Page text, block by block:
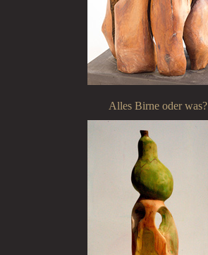
Alles Birne oder was?